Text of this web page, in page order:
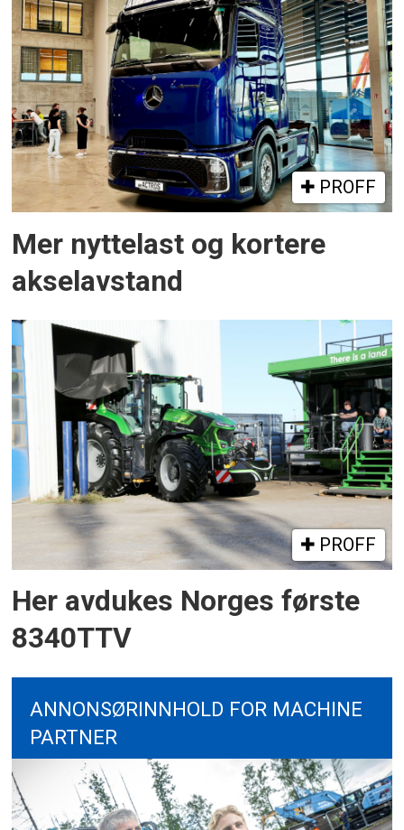
PROFF
Mer nyttelast og kortere
akselavstand
PROFF
Her avdukes Norges første
8340TTV
ANNONSØRINNHOLD FOR MACHINE
PARTNER